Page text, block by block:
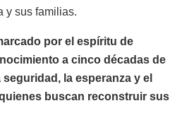
y sus familias.
por el espíritu de
a cinco décadas de
la esperanza y el
buscan reconstruir sus